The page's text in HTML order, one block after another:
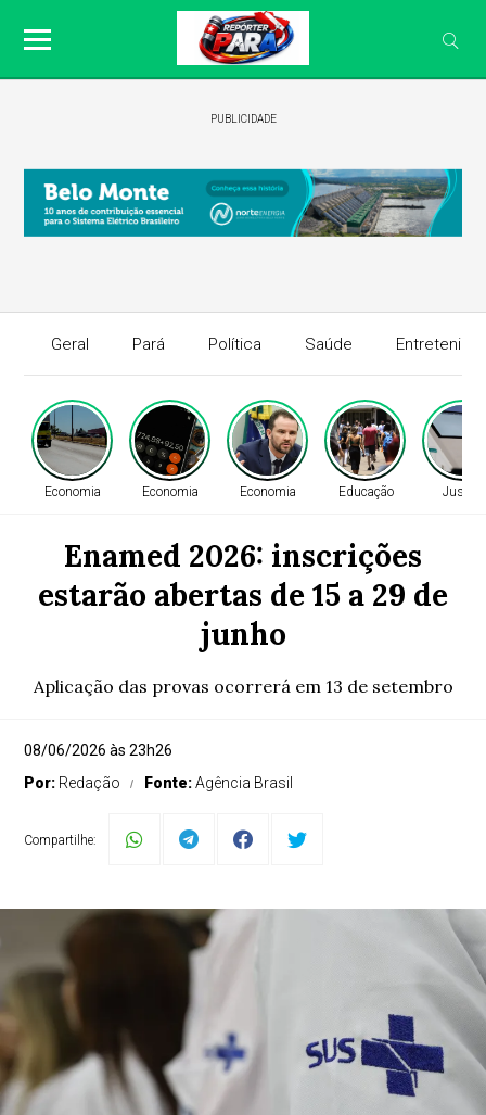
PUBLICIDADE
Geral Pará Política Saúde
Economia Economia Economia Educação Justiça
Enamed 2026: inscrições
estarão abertas de 15 a 29 de
junho
Aplicação das provas ocorrerá em 13 de setembro
08/06/2026 às 23h26
Por: Redação Fonte:Agência Brasil
Compartilhe: